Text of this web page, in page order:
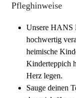
Pfleghinweise
Unsere HANS
hochwertig
heimische
Kinderteppich
Herz legen.
Sauge deinen